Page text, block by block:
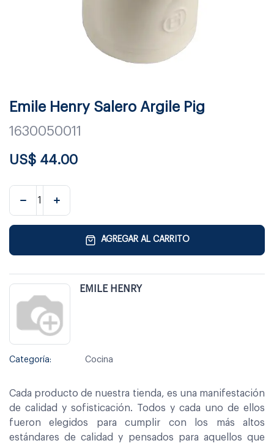
Emile Henry Salero Argile Pig
1630050011
US$ 44.00
AGREGAR AL CARRITO
EMILE HENRY
Categoría: Cocina
Cada producto de nuestra tienda, es una manifestación
de calidad y sofisticación. Todos y cada uno de ellos
fueron elegidos para cumplir con los más altos
estándares de calidad y pensados para aquellos que